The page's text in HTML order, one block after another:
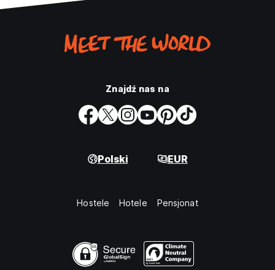
Znajdź nas na
Polski EUR
Hostele Hotele Pensjonat